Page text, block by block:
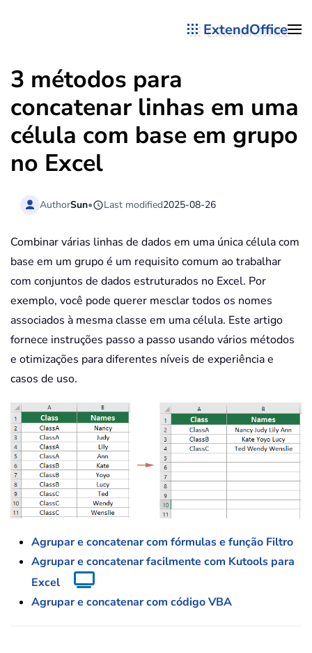
ExtendOffice
3 métodos para
concatenar linhas em uma
célula com base em grupo
no Excel
AuthorSun• Last modified2025-08-26
Combinar várias linhas de dados em uma única célula com
base em um grupo é um requisito comum ao trabalhar
com conjuntos de dados estruturados no Excel. Por
exemplo, você pode querer mesclar todos os nomes
associados à mesma classe em uma célula. Este artigo
fornece instruções passo a passo usando vários métodos
e otimizações para diferentes níveis de experiência e
casos de uso.
Agrupar e concatenar com fórmulas e função Filtro
Agrupar e concatenar facilmente com Kutools para
Excel
Agrupar e concatenar com código VBA